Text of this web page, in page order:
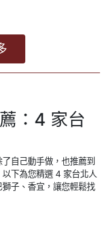
：4 家台
自己動手做，也推薦到
下為您精選 4 家台北人
子、香宜，讓您輕鬆找